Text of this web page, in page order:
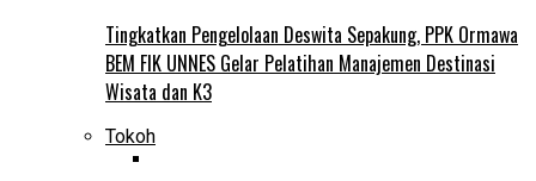
Tingkatkan Pengelolaan Deswita Sepakung, PPK Ormawa
BEM FIK UNNES Gelar Pelatihan Manajemen Destinasi
Wisata dan K3
Tokoh